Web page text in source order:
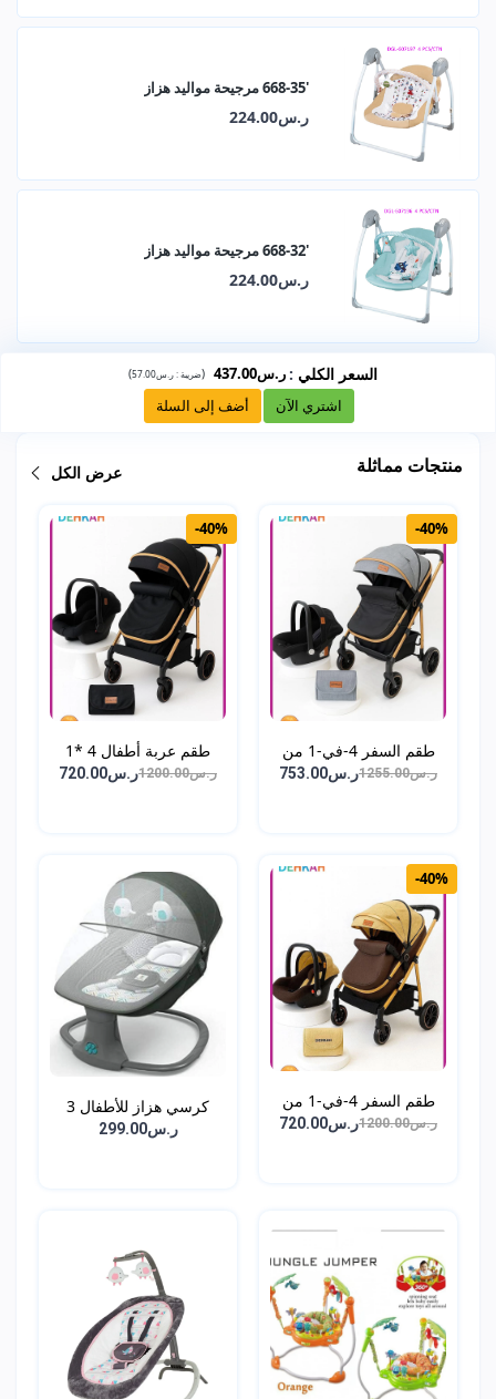
'668-35 مرجيحة مواليد هزاز
ر.س224.00
'668-32 مرجيحة مواليد هزاز
ر.س224.00
السعر الكلي : ر.س437.00 (ضريبة :ر.س57.00 )
اشتري الآن أضف إلى السلة
منتجات مماثلة عرض الكل
-40%
طقم السفر 4-في-1 من
DEH...
ر.س1255.00 ر.س753.00
-40%
طقم عربة أطفال 4 *1
عر...
ر.س1200.00 ر.س720.00
-40%
طقم السفر 4-في-1 من
DEH...
ر.س1200.00 ر.س720.00
كرسي هزاز للأطفال 3
في...ر.س299.00